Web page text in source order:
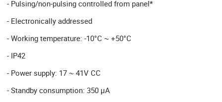
- Pulsing/non-pulsing controlled from panel*
- Electronically addressed
- Working temperature: -10°C ~ +50°C
- IP42
- Power supply: 17 ~ 41V CC
- Standby consumption: 350 µA